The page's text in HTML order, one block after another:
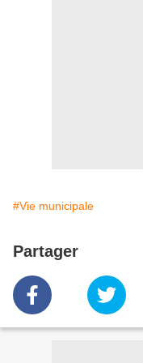
#Vie municipale
Partager